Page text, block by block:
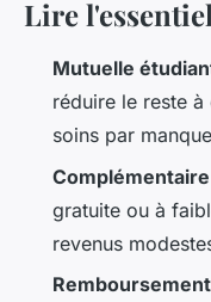
Les
Luigi•26/03/2026
Lire
Mutuelle
réduire le reste
soins par
gratuite ou à
revenus